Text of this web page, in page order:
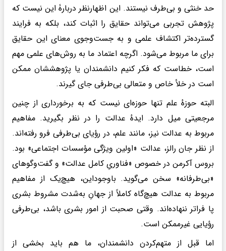
حد خنثی و بی‌طرف نیستند. این اظهارنظر دربارۀ این نیست که
پژوهش تجربی می‌تواند حقایق را اثبات کند، بلکه به فرایند
گسترده‌تر اکتشاف علمی و به جست‌وجوی معنای این حقایق
برای ما مربوط می‌شود. اگرچه اعتماد ما به روش‌های علمی مهم
است، خطاست که فکر کنیم دانشمندان یا پژوهششان ممکن
است در خلأ خاص و متعالی بی‌طرفی جای گیرند.
البته حوزهٔ علم تنها حوزه‌ای نیست که به برخورداری از چنین
مرجعیتی میل دارد. ایدهٔ عدالت را در نظر بگیرید. مفاهیم
مربوط به عدالت نیز، مانند علم، در رؤیای بی‌طرفی فرو رفته‌اند.
از نظر جان رالز، عدالت «اولین ویژگی مؤسسات اجتماعی» بود.
بروس آکرمن در خصوص «فناوریِ کامل عدالت» و گفت‌وگوهای
«بی‌طرفانه» سخن می‌گوید. باوجوداین، هیچ‌یک از مفاهیم
مربوط به عدالت هیچ‌گاه کاملاً از جهانِ به‌شدت مشروط بشری
پا فراتر ننهاده‌اند. وقتی صحبت از امور بشری باشد، بی‌طرفی
رؤیایی غیرممکن است.
اما قبل از متهم‌کردن دانشمندان، ما هم باید بخشی از